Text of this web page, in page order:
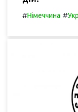
#Німеччина #